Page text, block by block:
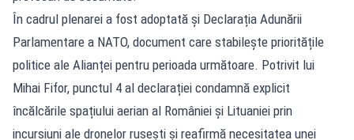
În cadrul plenarei a fost adoptată și Declarația Adunării
Parlamentare a NATO, document care stabilește prioritățile
politice ale Alianței pentru perioada următoare. Potrivit lui
Mihai Fifor, punctul 4 al declarației condamnă explicit
încălcările spațiului aerian al României și Lituaniei prin
incursiuni ale dronelor rusești și reafirmă necesitatea unei